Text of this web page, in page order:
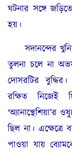
ঘটনার সঙ্গে
হয়।
সদানন্দের
তুলনা চলে না
দোসরটির
রক্ষিত নিজেই
ছিল না। এক্ষেত্রে
পাওয়া যায়